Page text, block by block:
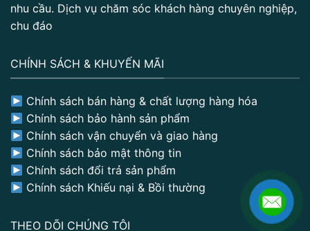
nhu cầu. Dịch vụ chăm sóc khách hàng chuyên nghiệp,
chu đáo
CHÍNH SÁCH & KHUYẾN MÃI
Chính sách bán hàng & chất lượng hàng hóa
Chính sách bảo hành sản phẩm
Chính sách vận chuyển và giao hàng
Chính sách bảo mật thông tin
Chính sách đổi trả sản phẩm
Chính sách Khiếu nại & Bồi thường
THEO DÕI CHÚNG TÔI